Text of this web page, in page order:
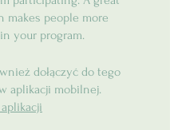
makes people more
your program.
dołączyć do tego
aplikacji mobilnej.